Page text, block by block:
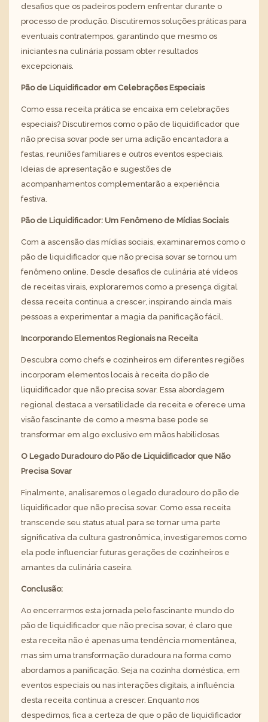
desafios que os padeiros podem enfrentar durante o
processo de produção. Discutiremos soluções práticas para
eventuais contratempos, garantindo que mesmo os
iniciantes na culinária possam obter resultados
excepcionais.
Pão de Liquidificador em Celebrações Especiais
Como essa receita prática se encaixa em celebrações
especiais? Discutiremos como o pão de liquidificador que
não precisa sovar pode ser uma adição encantadora a
festas, reuniões familiares e outros eventos especiais.
Ideias de apresentação e sugestões de
acompanhamentos complementarão a experiência
festiva.
Pão de Liquidificador: Um Fenômeno de Mídias Sociais
Com a ascensão das mídias sociais, examinaremos como o
pão de liquidificador que não precisa sovar se tornou um
fenômeno online. Desde desafios de culinária até vídeos
de receitas virais, exploraremos como a presença digital
dessa receita continua a crescer, inspirando ainda mais
pessoas a experimentar a magia da panificação fácil.
Incorporando Elementos Regionais na Receita
Descubra como chefs e cozinheiros em diferentes regiões
incorporam elementos locais à receita do pão de
liquidificador que não precisa sovar. Essa abordagem
regional destaca a versatilidade da receita e oferece uma
visão fascinante de como a mesma base pode se
transformar em algo exclusivo em mãos habilidosas.
O Legado Duradouro do Pão de Liquidificador que Não
Precisa Sovar
Finalmente, analisaremos o legado duradouro do pão de
liquidificador que não precisa sovar. Como essa receita
transcende seu status atual para se tornar uma parte
significativa da cultura gastronômica, investigaremos como
ela pode influenciar futuras gerações de cozinheiros e
amantes da culinária caseira.
Conclusão:
Ao encerrarmos esta jornada pelo fascinante mundo do
pão de liquidificador que não precisa sovar, é claro que
esta receita não é apenas uma tendência momentânea,
mas sim uma transformação duradoura na forma como
abordamos a panificação. Seja na cozinha doméstica, em
eventos especiais ou nas interações digitais, a influência
desta receita continua a crescer. Enquanto nos
despedimos, fica a certeza de que o pão de liquidificador